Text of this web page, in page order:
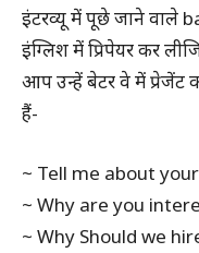
इंटरव्यू में पूछे जाने वाले
इंग्लिश में प्रिपेयर कर
आप उन्हें बेटर वे में प्रेजेंट
हैं-
~ Tell me about
~ Why are you
~ Why Should we